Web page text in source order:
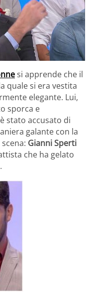
si apprende che il
quale si era vestita
elegante. Lui,
sporca e
stato accusato di
galante con la
Gianni Sperti
che ha gelato